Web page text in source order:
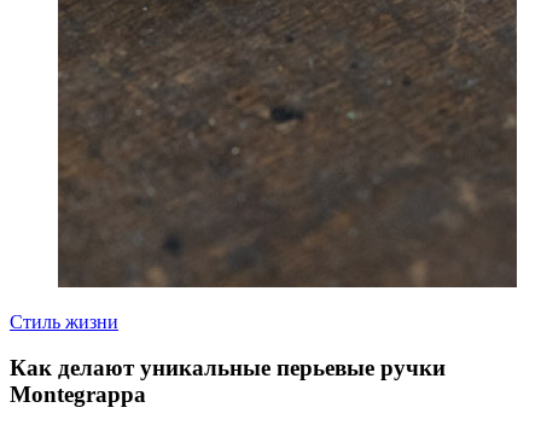
Стиль жизни
Как делают уникальные перьевые ручки
Montegrappa